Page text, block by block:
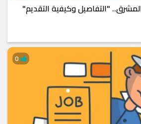
"التفاصيل وكيفية التقديم"